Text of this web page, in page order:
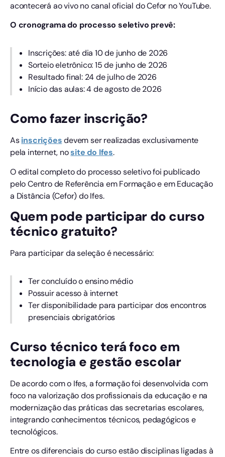
acontecerá ao vivo no canal oficial do Cefor no YouTube.
O cronograma do processo seletivo prevê:
Inscrições: até dia 10 de junho de 2026
Sorteio eletrônico: 15 de junho de 2026
Resultado final: 24 de julho de 2026
Início das aulas: 4 de agosto de 2026
Como fazer inscrição?
Asinscriçõesdevem ser realizadas exclusivamente
pela internet, nosite do Ifes.
O edital completo do processo seletivo foi publicado
pelo Centro de Referência em Formação e em Educação
a Distância (Cefor) do Ifes.
Quem pode participar do curso
técnico gratuito?
Para participar da seleção é necessário:
Ter concluído o ensino médio
Possuir acesso à internet
Ter disponibilidade para participar dos encontros
presenciais obrigatórios
Curso técnico terá foco em
tecnologia e gestão escolar
De acordo com o Ifes, a formação foi desenvolvida com
foco na valorização dos profissionais da educação e na
modernização das práticas das secretarias escolares,
integrando conhecimentos técnicos, pedagógicos e
tecnológicos.
Entre os diferenciais do curso estão disciplinas ligadas à